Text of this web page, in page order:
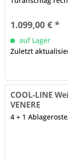
automatische
1.099,00 € *
auf Lager
Zuletzt
COOL-LINE
VENERE
4 + 1